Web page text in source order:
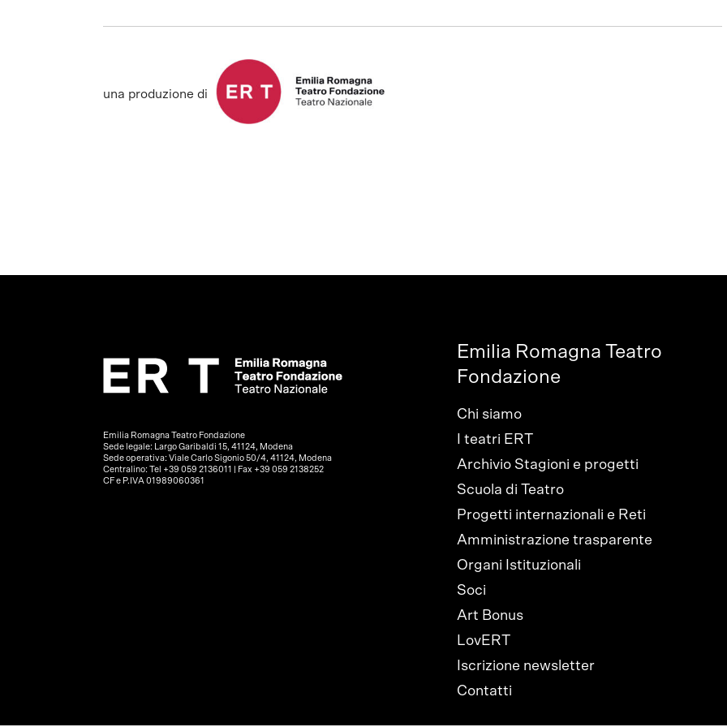
una produzione di
Emilia Romagna Teatro Fondazione
Sede legale: Largo Garibaldi 15, 41124, Modena
Sede operativa: Viale Carlo Sigonio 50/4, 41124, Modena
Centralino: Tel +39 059 2136011 | Fax +39 059 2138252
CF e P.IVA 01989060361
Emilia Romagna Teatro
Fondazione
Chi siamo
I teatri ERT
Archivio Stagioni e progetti
Scuola di Teatro
Progetti internazionali e Reti
Amministrazione trasparente
Organi Istituzionali
Soci
Art Bonus
LovERT
Iscrizione newsletter
Contatti